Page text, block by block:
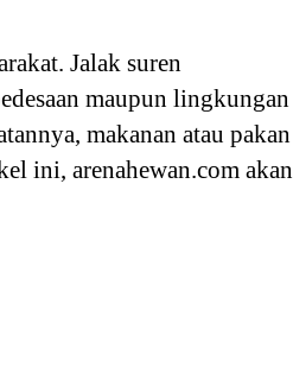
Jalak suren
maupun lingkungan
makanan atau pakan
ini, arenahewan.com akan